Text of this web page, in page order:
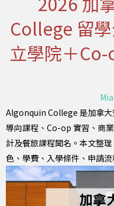
College 留
立學院＋
Mia
Algonquin College 是加拿大
導向課程、Co-op 實習、商
計及餐旅課程聞名。本文整
色、學費、入學條件、申請